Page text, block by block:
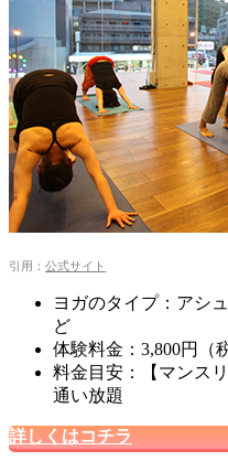
引用： 公式サイト
ヨガのタイプ：アシ
ど
体験料金：3,800円
料金目安：【マンス
通い放題
詳しくはコチラ